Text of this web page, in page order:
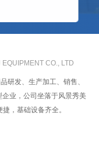
CO., LTD
研发、生产加工、销售、
业，公司坐落于风景秀美
，基础设备齐全。